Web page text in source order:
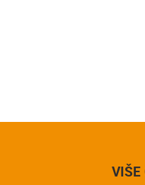
VIŠE